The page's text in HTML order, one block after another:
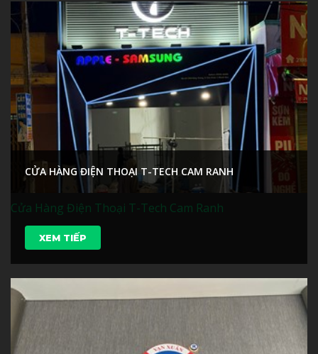
CỬA HÀNG ĐIỆN THOẠI T-TECH CAM RANH
XEM TIẾP
Cửa Hàng Điện Thoại T-Tech Cam Ranh